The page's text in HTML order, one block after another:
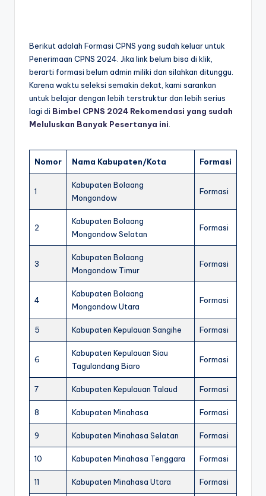
Berikut adalah Formasi CPNS yang sudah keluar untuk
Penerimaan CPNS 2024. Jika link belum bisa di klik,
berarti formasi belum admin miliki dan silahkan ditunggu.
Karena waktu seleksi semakin dekat, kami sarankan
untuk belajar dengan lebih terstruktur dan lebih serius
lagi di Bimbel CPNS 2024 Rekomendasi yang sudah
Meluluskan Banyak Pesertanya ini
Nomor Nama Kabupaten/Kota Formasi
1
Kabupaten Bolaang
Mongondow
Formasi
2
Kabupaten Bolaang
Mongondow Selatan
Formasi
3
Kabupaten Bolaang
Mongondow Timur
Formasi
4
Kabupaten Bolaang
Mongondow Utara
Formasi
5 Kabupaten Kepulauan Sangihe Formasi
6
Kabupaten Kepulauan Siau
Tagulandang Biaro
Formasi
7 Kabupaten Kepulauan Talaud Formasi
8 Kabupaten Minahasa Formasi
9 Kabupaten Minahasa Selatan Formasi
10 Kabupaten Minahasa Tenggara Formasi
11 Kabupaten Minahasa Utara Formasi